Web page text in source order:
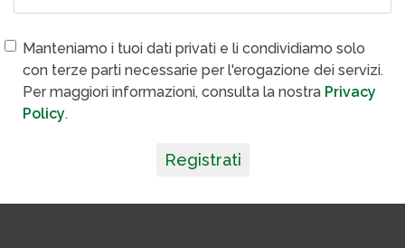
Manteniamo i tuoi dati privati e li condividiamo solo
con terze parti necessarie per l'erogazione dei servizi.
Per maggiori informazioni, consulta la nostra Privacy
Policy.
Registrati